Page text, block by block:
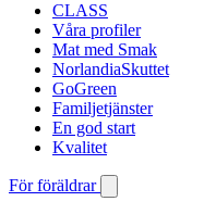
CLASS
Våra profiler
Mat med Smak
NorlandiaSkuttet
GoGreen
Familjetjänster
En god start
Kvalitet
För föräldrar